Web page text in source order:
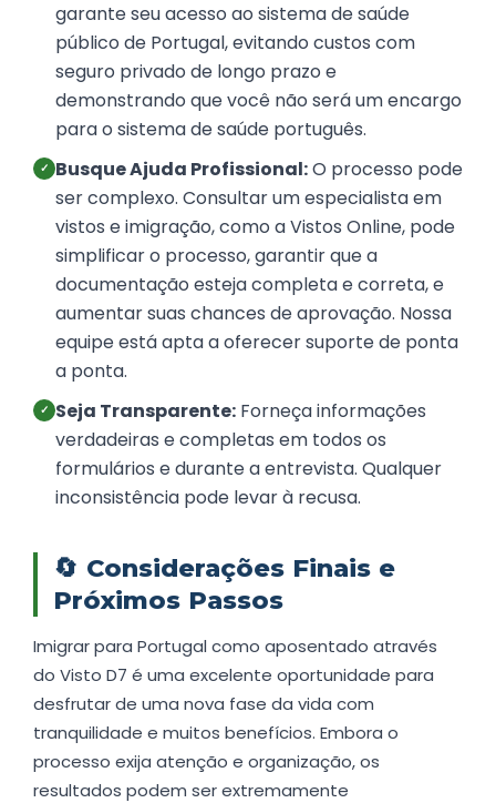
garante seu acesso ao sistema de saúde
público de Portugal, evitando custos com
seguro privado de longo prazo e
demonstrando que você não será um encargo
para o sistema de saúde português.
✓ Busque Ajuda Profissional:O processo pode
ser complexo. Consultar um especialista em
vistos e imigração, como a Vistos Online, pode
simplificar o processo, garantir que a
documentação esteja completa e correta, e
aumentar suas chances de aprovação. Nossa
equipe está apta a oferecer suporte de ponta
a ponta.
✓ Seja Transparente: Forneça informações
verdadeiras e completas em todos os
formulários e durante a entrevista. Qualquer
inconsistência pode levar à recusa.
🔄 Considerações Finais e
Próximos Passos
Imigrar para Portugal como aposentado através
do Visto D7 é uma excelente oportunidade para
desfrutar de uma nova fase da vida com
tranquilidade e muitos benefícios. Embora o
processo exija atenção e organização, os
resultados podem ser extremamente